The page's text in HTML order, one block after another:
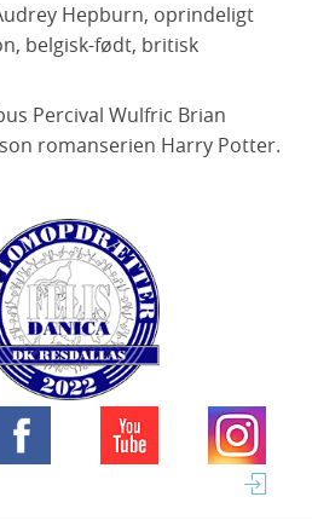
Hepburn, oprindeligt
belgisk-født, britisk
Percival Wulfric Brian
romanserien Harry Potter.